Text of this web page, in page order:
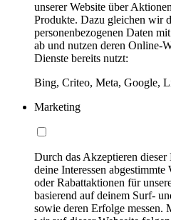
unserer Website über
Produkte. Dazu gleichen wir
personenbezogenen Daten
ab und nutzen deren Online-
Dienste bereits nutzt:
Bing, Criteo, Meta, Google,
Marketing
Durch das Akzeptieren
deine Interessen
oder Rabattaktionen für
basierend auf deinem Surf-
sowie deren Erfolge